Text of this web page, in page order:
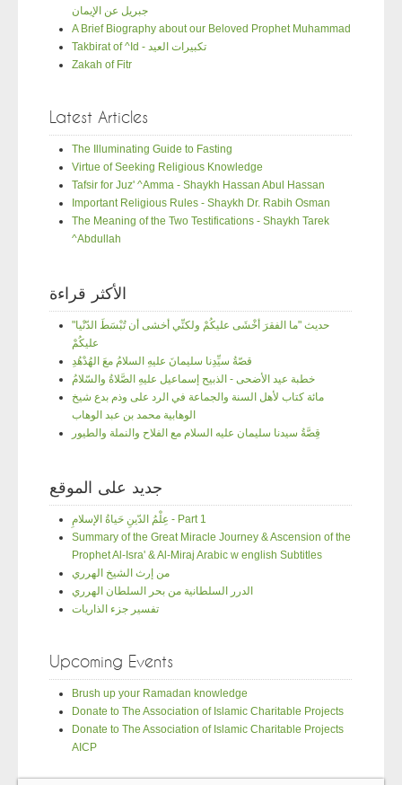
جبريل عن الإيمان
A Brief Biography about our Beloved Prophet Muhammad
Takbirat of ^Id - تكبيرات العيد
Zakah of Fitr
Latest Articles
The Illuminating Guide to Fasting
Virtue of Seeking Religious Knowledge
Tafsir for Juz' ^Amma - Shaykh Hassan Abul Hassan
Important Religious Rules - Shaykh Dr. Rabih Osman
The Meaning of the Two Testifications - Shaykh Tarek
^Abdullah
الأكثر قراءة
"حديث "ما الفقرَ أخْشَى عليكُمْ ولكنِّي أخشى أن تُبْسَطَ الدّنْيا
عليكُمْ
قصّةُ سيِّدِنا سليمانَ عليهِ السلامُ معَ الهُدْهُدِ
خطبة عيد الأضحى - الذبيح إسماعيل عليهِ الصَّلاةُ والسّلامُ
مائة كتاب لأهل السنة والجماعة في الرد على وذم بدع شيخ
الوهابية محمد بن عبد الوهاب
قِصَّةُ سيدنا سليمان عليه السلام مع الفلاح والنملة والطيور
جديد على الموقع
عِلْمُ الدّينِ حَياةُ الإسلامِ - Part 1
Summary of the Great Miracle Journey & Ascension of the
Prophet Al-Isra' & Al-Miraj Arabic w english Subtitles
من إرث الشيخ الهرري
الدرر السلطانية من بحر السلطان الهرري
تفسير جزء الذاريات
Upcoming Events
Brush up your Ramadan knowledge
Donate to The Association of Islamic Charitable Projects
Donate to The Association of Islamic Charitable Projects
AICP